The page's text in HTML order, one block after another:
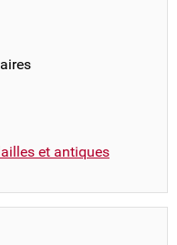
et antiques